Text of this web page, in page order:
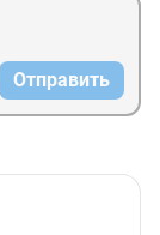
Отправить